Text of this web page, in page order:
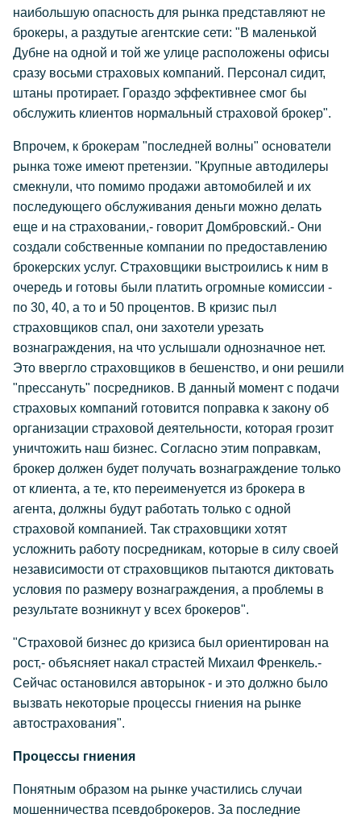
наибольшую опасность для рынка представляют не
брокеры, а раздутые агентские сети: "В маленькой
Дубне на одной и той же улице расположены офисы
сразу восьми страховых компаний. Персонал сидит,
штаны протирает. Гораздо эффективнее смог бы
обслужить клиентов нормальный страховой брокер".
Впрочем, к брокерам "последней волны" основатели
рынка тоже имеют претензии. "Крупные автодилеры
смекнули, что помимо продажи автомобилей и их
последующего обслуживания деньги можно делать
еще и на страховании,- говорит Домбровский.- Они
создали собственные компании по предоставлению
брокерских услуг. Страховщики выстроились к ним в
очередь и готовы были платить огромные комиссии -
по 30, 40, а то и 50 процентов. В кризис пыл
страховщиков спал, они захотели урезать
вознаграждения, на что услышали однозначное нет.
Это ввергло страховщиков в бешенство, и они решили
"прессануть" посредников. В данный момент с подачи
страховых компаний готовится поправка к закону об
организации страховой деятельности, которая грозит
уничтожить наш бизнес. Согласно этим поправкам,
брокер должен будет получать вознаграждение только
от клиента, а те, кто переименуется из брокера в
агента, должны будут работать только с одной
страховой компанией. Так страховщики хотят
усложнить работу посредникам, которые в силу своей
независимости от страховщиков пытаются диктовать
условия по размеру вознаграждения, а проблемы в
результате возникнут у всех брокеров".
"Страховой бизнес до кризиса был ориентирован на
рост,- объясняет накал страстей Михаил Френкель.-
Сейчас остановился авторынок - и это должно было
вызвать некоторые процессы гниения на рынке
автострахования".
Процессы гниения
Понятным образом на рынке участились случаи
мошенничества псевдоброкеров. За последние